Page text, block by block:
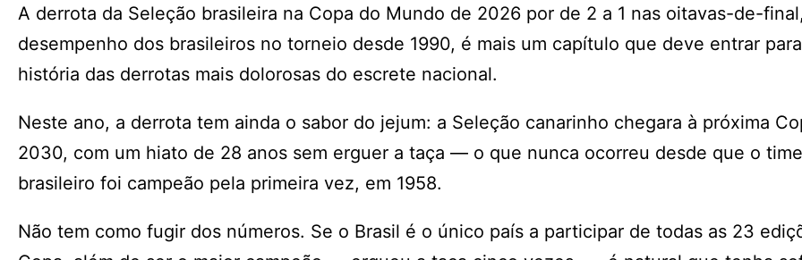
A derrota da Seleção brasileira na Copa do Mundo de 2026 por de 2 a 1 nas oitavas-de-
desempenho dos brasileiros no torneio desde 1990, é mais um capítulo que deve entrar
história das derrotas mais dolorosas do escrete nacional.
Neste ano, a derrota tem ainda o sabor do jejum: a Seleção canarinho chegara à próxima
2030, com um hiato de 28 anos sem erguer a taça — o que nunca ocorreu desde que o time
brasileiro foi campeão pela primeira vez, em 1958.
Não tem como fugir dos números. Se o Brasil é o único país a participar de todas as 23